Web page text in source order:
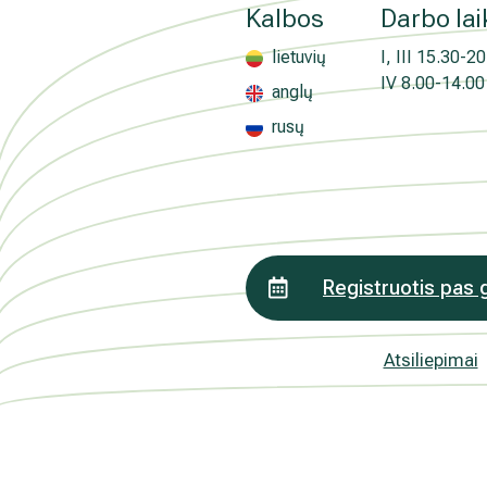
Kalbos
lietuvių
anglų
rusų
Darbo
I, III 15.30-
IV8.00-14.00
Registruotis pas
Atsiliepimai
Medicinos diagnostikos centras"
kada atšauktas, paspaudus kiekvieno
„Atsisakyti prenumeratos". Plačiau apie